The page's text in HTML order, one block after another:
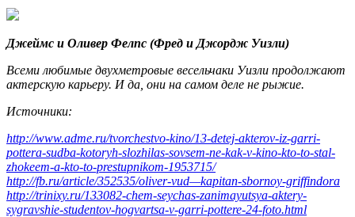
Джеймс и Оливер Фелпс (Фред и Джордж Уизли)
Всеми любимые двухметровые весельчаки Уизли продолжают
актерскую карьеру. И да, они на самом деле не рыжие.
Источники:
http://www.adme.ru/tvorchestvo-kino/13-detej-akterov-iz-garri-
pottera-sudba-kotoryh-slozhilas-sovsem-ne-kak-v-kino-kto-to-stal-
zhokeem-a-kto-to-prestupnikom-1953715/
http://fb.ru/article/352535/oliver-vud—kapitan-sbornoy-griffindora
http://trinixy.ru/133082-chem-seychas-zanimayutsya-aktery-
sygravshie-studentov-hogvartsa-v-garri-pottere-24-foto.html